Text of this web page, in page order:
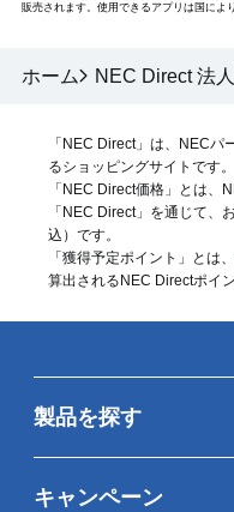
販売されます。使用できるアプリは国によ
ホーム NEC Direct 法
「NEC Direct」は、NEC
るショッピングサイトです。
「NEC Direct価格」とは、
「NEC Direct」を通じて、
込 ）です。
「獲得予定ポイント」とは
算出されるNEC Directポイン
製品を探す
キャンペーン